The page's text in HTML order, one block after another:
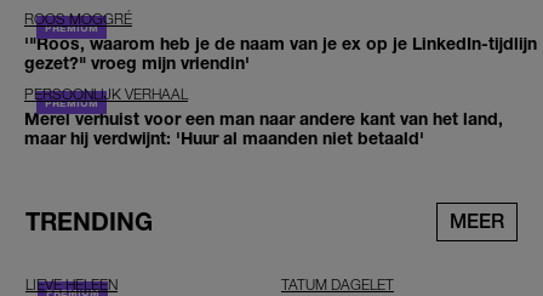
ROOS MOGGRÉ
'"Roos, waarom heb je de naam van je ex op je LinkedIn-tijdlijn
gezet?" vroeg mijn vriendin'
PERSOONLIJK VERHAAL
Merel verhuist voor een man naar andere kant van het land,
maar hij verdwijnt: 'Huur al maanden niet betaald'
TRENDING MEER
LIEVE HELEEN TATUM DAGELET